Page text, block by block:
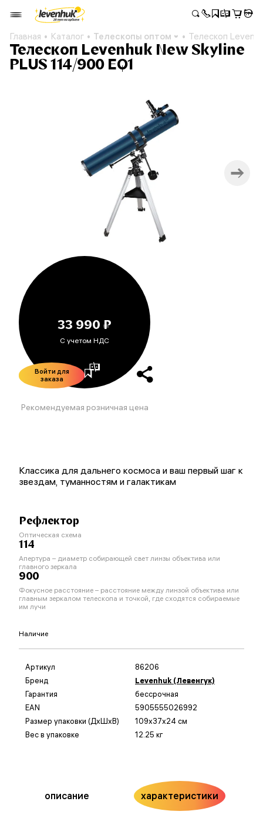
Главная Каталог Телескопы оптом Телескоп
Телескоп Levenhuk New Skyline
PLUS 114/900 EQ1
33 990 ₽
С учетом НДС
Войти для
заказа
Рекомендуемая розничная цена
Классика для дальнего космоса и ваш первый шаг к
звездам, туманностям и галактикам
Рефлектор
Оптическая схема
114
Апертура – диаметр собирающей свет линзы объектива или
главного зеркала
900
Фокусное расстояние – расстояние между линзой объектива или
главным зеркалом телескопа и точкой, где сходятся собираемые
им лучи
Наличие
Артикул
86206
Бренд
Levenhuk (Левенгук)
Гарантия
бессрочная
EAN
5905555026992
Размер упаковки (ДxШxВ)
109x37x24 см
Вес в упаковке
12.25 кг
описание характеристики